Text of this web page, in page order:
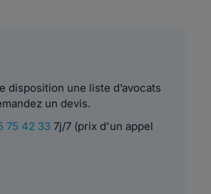
disposition une liste d’avocats
un devis.
75 42 337j/7 (prix d'un appel